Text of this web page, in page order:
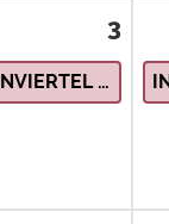
3
INNVIERTEL – Natur & Landschaft